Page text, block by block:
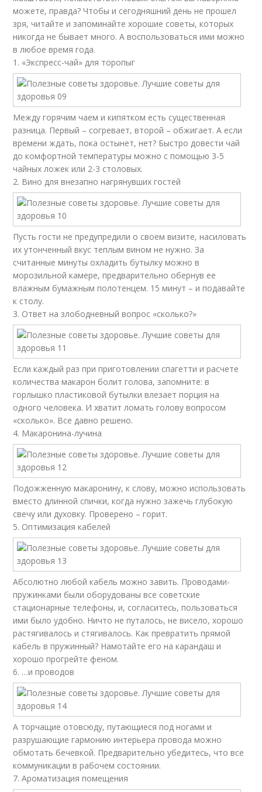
можете, правда? Чтобы и сегодняшний день не прошел
зря, читайте и запоминайте хорошие советы, которых
никогда не бывает много. А воспользоваться ими можно
в любое время года.
1. «Экспресс-чай» для торопыг
Между горячим чаем и кипятком есть существенная
разница. Первый – согревает, второй – обжигает. А если
времени ждать, пока остынет, нет? Быстро довести чай
до комфортной температуры можно с помощью 3-5
чайных ложек или 2-3 столовых.
2. Вино для внезапно нагрянувших гостей
Пусть гости не предупредили о своем визите, насиловать
их утонченный вкус теплым вином не нужно. За
считанные минуты охладить бутылку можно в
морозильной камере, предварительно обернув ее
влажным бумажным полотенцем. 15 минут – и подавайте
к столу.
3. Ответ на злободневный вопрос «сколько?»
Если каждый раз при приготовлении спагетти и расчете
количества макарон болит голова, запомните: в
горлышко пластиковой бутылки влезает порция на
одного человека. И хватит ломать голову вопросом
«сколько». Все давно решено.
4. Макаронина-лучина
Подожженную макаронину, к слову, можно использовать
вместо длинной спички, когда нужно зажечь глубокую
свечу или духовку. Проверено – горит.
5. Оптимизация кабелей
Абсолютно любой кабель можно завить. Проводами-
пружинками были оборудованы все советские
стационарные телефоны, и, согласитесь, пользоваться
ими было удобно. Ничто не путалось, не висело, хорошо
растягивалось и стягивалось. Как превратить прямой
кабель в пружинный? Намотайте его на карандаш и
хорошо прогрейте феном.
6. …и проводов
А торчащие отовсюду, путающиеся под ногами и
разрушающие гармонию интерьера провода можно
обмотать бечевкой. Предварительно убедитесь, что все
коммуникации в рабочем состоянии.
7. Ароматизация помещения